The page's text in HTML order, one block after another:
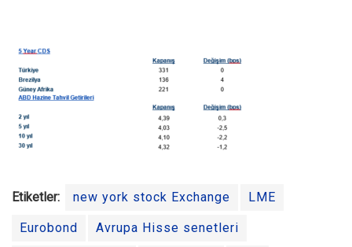
Etiketler: new york stock Exchange LME
Eurobond Avrupa Hisse senetleri